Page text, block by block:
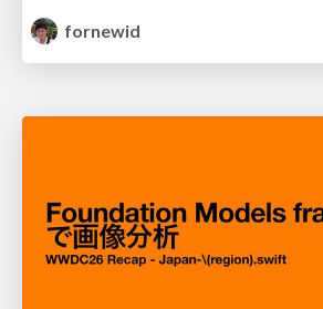
fornewid